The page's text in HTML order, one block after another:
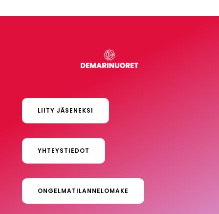
LIITY JÄSENEKSI
YHTEYSTIEDOT
ONGELMATILANNELOMAKE